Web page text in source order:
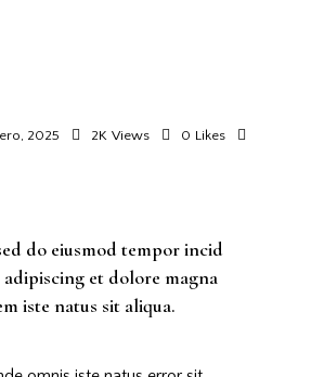
2025 2K Views 0 Likes
do eiusmod tempor incid
et dolore magna
iste natus sit aliqua.